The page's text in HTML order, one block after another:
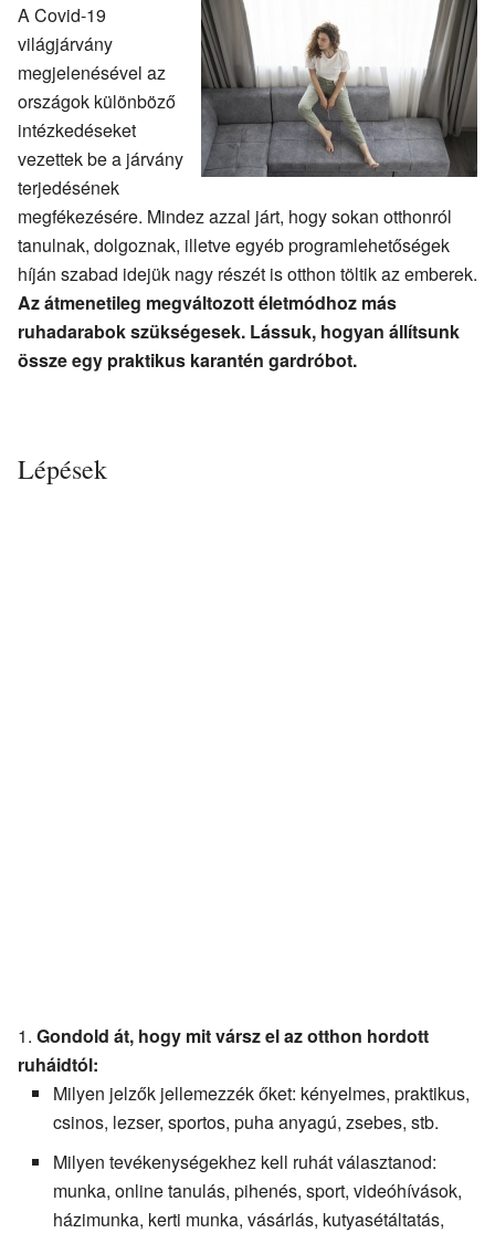
A Covid-19
világjárvány
megjelenésével az
országok különböző
intézkedéseket
vezettek be a járvány
terjedésének
megfékezésére. Mindez azzal járt, hogy sokan otthonról
tanulnak, dolgoznak, illetve egyéb programlehetőségek
híján szabad idejük nagy részét is otthon töltik az emberek.
Az átmenetileg megváltozott életmódhoz más
ruhadarabok szükségesek. Lássuk, hogyan állítsunk
össze egy praktikus karantén gardróbot.
Lépések
Gondold át, hogy mit vársz el az otthon hordott
ruháidtól:
Milyen jelzők jellemezzék őket: kényelmes, praktikus,
csinos, lezser, sportos, puha anyagú, zsebes, stb.
Milyen tevékenységekhez kell ruhát választanod:
munka, online tanulás, pihenés, sport, videóhívások,
házimunka, kerti munka, vásárlás, kutyasétáltatás,